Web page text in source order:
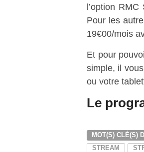
l’option
Pour les
19€00/mois
Et pour
simple, il
ou votre
Le
MOT(S) CLÉ(S)
STREAM